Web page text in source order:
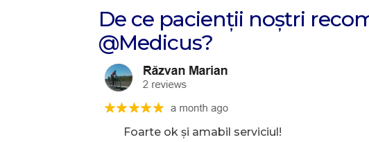
De ce pacienții noștri
@Medicus?
Foarte ok și amabil serviciul!